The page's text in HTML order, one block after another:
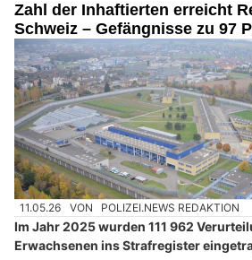
Zahl der Inhaftierten erreicht
Schweiz – Gefängnisse zu 97
11.05.26 VON POLIZEI.NEWS REDAKTION
Im Jahr 2025 wurden 111 962
Erwachsenen ins Strafregister